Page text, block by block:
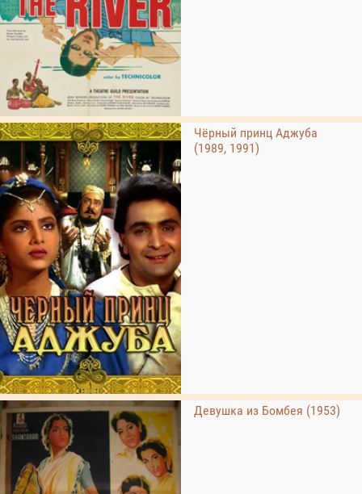
Чёрный принц Аджуба
(1989, 1991)
Девушка из Бомбея (1953)